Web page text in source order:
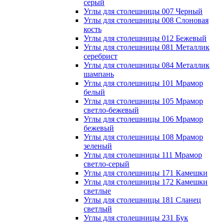
серый
Углы для столешницы 007 Черный
Углы для столешницы 008 Слоновая
кость
Углы для столешницы 012 Бежевый
Углы для столешницы 081 Металлик
серебрист
Углы для столешницы 084 Металлик
шампань
Углы для столешницы 101 Мрамор
белый
Углы для столешницы 105 Мрамор
светло-бежевый
Углы для столешницы 106 Мрамор
бежевый
Углы для столешницы 108 Мрамор
зеленый
Углы для столешницы 111 Мрамор
светло-серый
Углы для столешницы 171 Камешки
Углы для столешницы 172 Камешки
светлые
Углы для столешницы 181 Сланец
светлый
Углы для столешницы 231 Бук